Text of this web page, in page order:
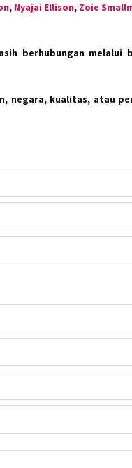
, Nyajai Ellison, Zoie
berhubungan melalui
negara, kualitas, atau